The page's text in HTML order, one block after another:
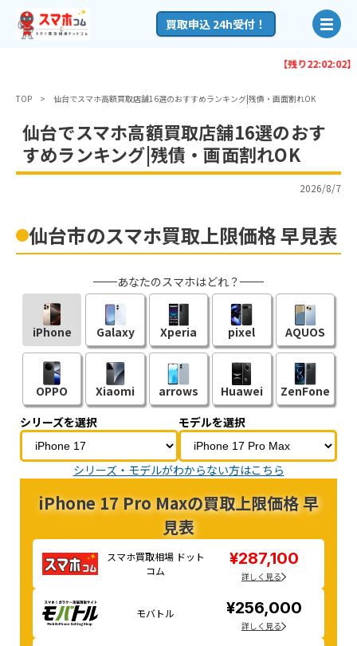
買取申込 24h受付！
】20:00までにお申
TOP 仙台でスマホ高額買取店舗16選のおすすめランキング|残債・画面割れOK
仙台でスマホ高額買取店舗16選のおす
すめランキング|残債・画面割れOK
2026/8/7
仙台市のスマホ買取上限価格 早見表
あなたのスマホはどれ？
iPhone Galaxy Xperia pixel AQUOS
OPPO Xiaomi arrows Huawei
ZenFone
シリーズを選択
モデルを選択
シリーズ・モデルがわからない方はこちら
iPhone 17 Pro Maxの買取上限価格 早
見表
スマホ買取相場 ドット
コム
¥287,100
詳しく見る
モバトル ¥256,000
詳しく見る